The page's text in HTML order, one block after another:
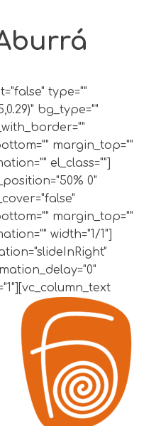
type=""
bg_type=""
margin_top=""
el_class=""]
0"
margin_top=""
width="1/1"]